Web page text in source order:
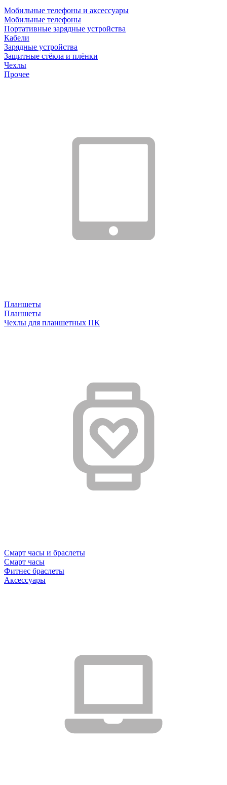
Мобильные телефоны и аксессуары
Мобильные телефоны
Портативные зарядные устройства
Кабели
Зарядные устройства
Защитные стёкла и плёнки
Чехлы
Прочее
Планшеты
Планшеты
Чехлы для планшетных ПК
Смарт часы и браслеты
Смарт часы
Фитнес браслеты
Аксессуары